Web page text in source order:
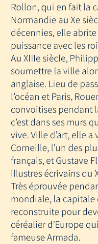
Rollon, qui en fait la
Normandie au Xe
décennies, elle
puissance avec les
Au XIIIe siècle,
soumettre la ville
anglaise. Lieu de
l’océan et Paris,
convoitises pendant
c’est dans ses murs
vive. Ville d’art, elle
Corneille, l’un des
français, et Gustave
illustres écrivains du
Très éprouvée
mondiale, la capitale
reconstruite pour
céréalier d’Europe
fameuse Armada.